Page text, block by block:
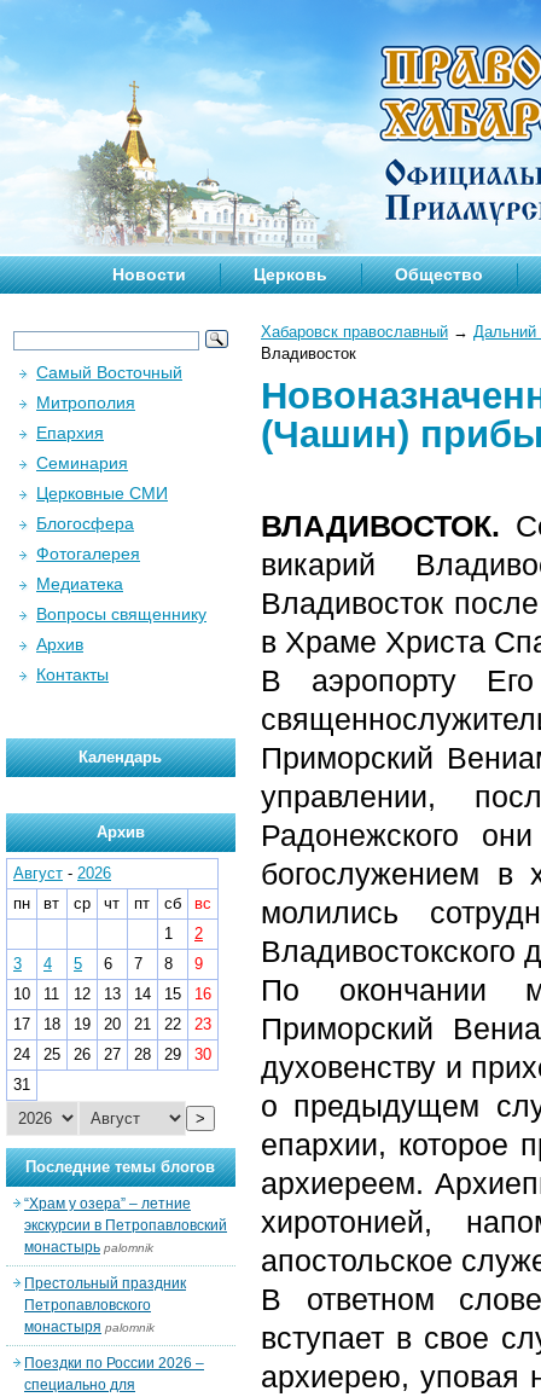
Новости Церковь Общество
Хабаровск православный → Дальний
Владивосток
(Чашин)
ВЛАДИВОСТОК.
викарий
Владивосток
в Храме Христа
В аэропорту Его
Приморский
управлении,
Радонежского
богослужением в
молились
Владивостокского
По окончании
Приморский
духовенству и
о предыдущем
епархии, которое
архиереем.
хиротонией,
апостольское
В ответном
вступает в свое
архиерею, уповая
Самый Восточный
Митрополия
Епархия
Семинария
Церковные СМИ
Блогосфера
Фотогалерея
Медиатека
Вопросы священнику
Архив
Контакты
Календарь
Архив
Август - 2026
пн
вт ср чт пт сб
вс
1
2
3
4 5 6 7 8
9
10
11 12 13 14 15
16
17
18 19 20 21 22
23
24
25 26 27 28 29
30
31
>
Последние темы блогов
“Храм у озера” – летние
экскурсии в Петропавловский
монастырь palomnik
Престольный праздник
Петропавловского
монастыря palomnik
Поездки по России 2026 –
специально для